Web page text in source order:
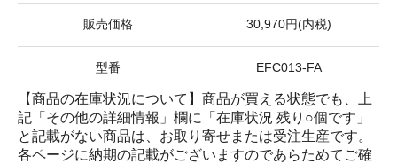
販売価格 30,970円(内税)
型番 EFC013-FA
【商品の在庫状況について】商品が買える状態でも、上
記「その他の詳細情報」欄に「在庫状況 残り○個です」
と記載がない商品は、お取り寄せまたは受注生産です。
各ページに納期の記載がございますのであらためてご確